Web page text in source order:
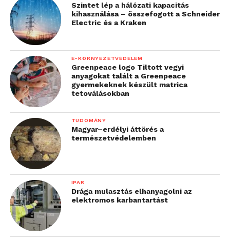
Szintet lép a hálózati kapacitás
kihasználása – összefogott a Schneider
Electric és a Kraken
E-KÖRNYEZETVÉDELEM
Greenpeace logo Tiltott vegyi
anyagokat talált a Greenpeace
gyermekeknek készült matrica
tetoválásokban
TUDOMÁNY
Magyar–erdélyi áttörés a
természetvédelemben
IPAR
Drága mulasztás elhanyagolni az
elektromos karbantartást